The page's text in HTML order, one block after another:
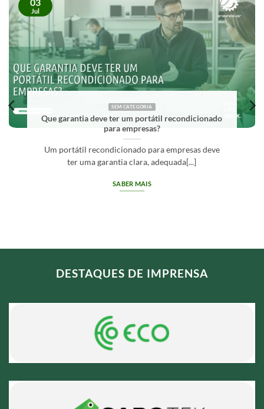
SEM CATEGORIA
Que garantia deve ter um portátil recondicionado
para empresas?
Um portátil recondicionado para empresas deve
ter uma garantia clara, adequada[...]
SABER MAIS
Jul
DESTAQUES DE IMPRENSA